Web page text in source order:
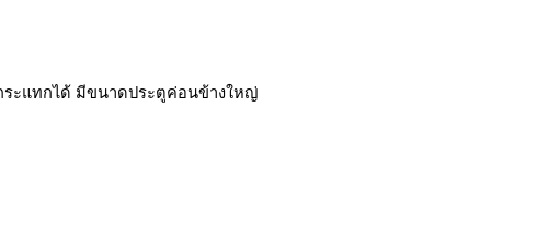
ระแทกได้ มีขนาดประตูค่อนข้างใหญ่